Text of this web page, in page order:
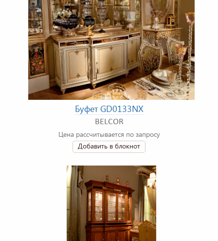
Буфет GD0133NX
BELCOR
Цена рассчитывается по запросу
Добавить в блокнот